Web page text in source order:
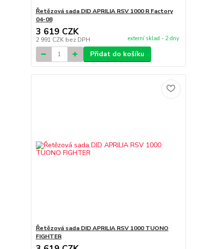
Řetězová sada DID APRILIA RSV 1000 R Factory
04-08
3 619 CZK
2 991 CZK bez DPH externí sklad - 2 dny
Přidat do košíku
Řetězová sada DID APRILIA RSV 1000 TUONO
FIGHTER